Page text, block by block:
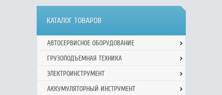
КАТАЛОГ ТОВАРОВ
АВТОСЕРВИСНОЕ ОБОРУДОВАНИЕ
ГРУЗОПОДЪЕМНАЯ ТЕХНИКА
ЭЛЕКТРОИНСТРУМЕНТ
АККУМУЛЯТОРНЫЙ ИНСТРУМЕНТ